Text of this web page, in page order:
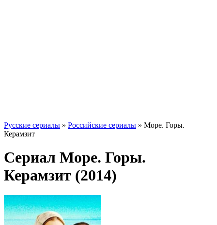
Русские сериалы » Российские сериалы » Море. Горы.
Керамзит
Сериал Море. Горы.
Керамзит (2014)